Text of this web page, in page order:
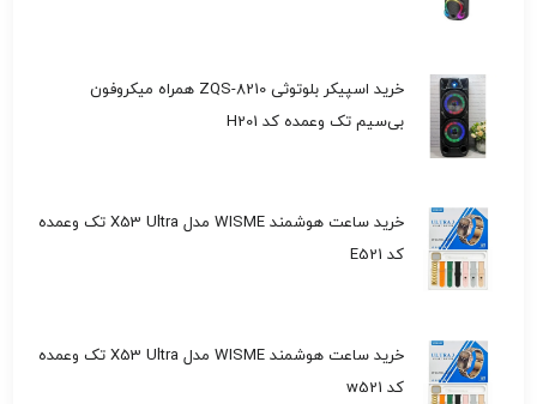
خرید اسپیکر بلوتوثی ZQS-8210 همراه میکروفون
بی‌سیم تک وعمده کد H201
خرید ساعت هوشمند WISME مدل X53 Ultra تک وعمده
کد E521
خرید ساعت هوشمند WISME مدل X53 Ultra تک وعمده
کد w521